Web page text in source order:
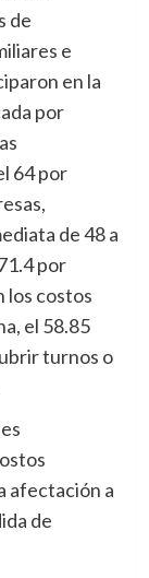
de
e
en la
por
64 por
de 48 a
por
los costos
el 58.85
turnos o
afectación a
de